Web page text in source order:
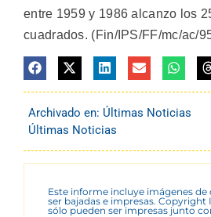
entre 1959 y 1986 alcanzo los
cuadrados. (Fin/IPS/FF/mc/ac/
Archivado en: Últimas Noticias
Últimas Noticias
Este informe incluye imágenes de
ser bajadas e impresas. Copyright
sólo pueden ser impresas junto